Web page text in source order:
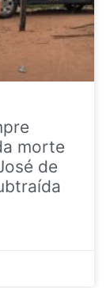
morte
de